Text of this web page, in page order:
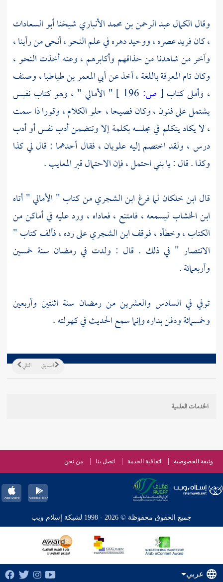
وقالالكمال عبد الرحمن بن محمد الأنباريشيخناأبو السعادات
، كان فريد عصره ، ووحيد دهره في علم النحو ، أنحى من رأينا ،
وآخر من شاهدنا من حذاقهم وأكابرهم ، وعنه أخذت النحو ،
وكان تام المعرفة باللغة ، أخذ عنأبي المعمر بن طباطبا، وصنف
، وأملى كتاب [ ص:
" الأمالي " ، وهو كتاب نفيس
يشتمل على فنون ، وكان فصيحا ، حلو الكلام ، وقورا ذا سمت
، لا يكاد يتكلم في مجلسه بكلمة إلا وتتضمن أدب نفس أو أدب
درس ، ولقد اختصم إليه علويان ، فقال أحدهما : قال لي كذا
وكذا . قال : يا بني احتمل ، فإن الاحتمال قبر المعايب .
قال ابن خلكان لما فرغ ابن الشجريمن كتاب " الأمالي " أتاه
ابن الخشاب ليسمعه ، فامتنع ، فعاداه ، ورد عليه في أماكن من
الكتاب ، وخطأه ، فوقفابن الشجريعلى رده ، فألف كتاب "
الانتصار " في ذلك . قال : ولدت في رمضان سنة خمسين
وأربعمائة .
توفي في السادس والعشرين من رمضان سنة اثنتين وأربعين
وخمسمائة ودفن بداره وإنما سمع الحديث في كهولته .
التالي السابق
الخدمات العلمية
وثيقة الخصوصية اتفاقية الخدمة اتصل بنا من نحن
جميع الحقوق محفوظة © 2026 - 1998 لشبكة إسلام ويب
عربي